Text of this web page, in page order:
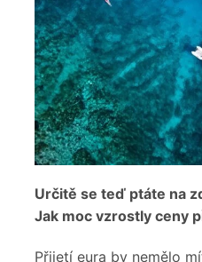
Určitě se teď ptáte na
Jak moc vzrostly ceny
Přijetí eura by nemělo